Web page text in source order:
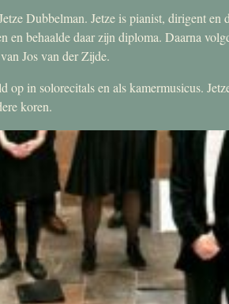
Dubbelman. Jetze is pianist, dirigent
en behaalde daar zijn diploma. Daarna
Jos van der Zijde.
op in solorecitals en als kamermusicus.
koren.